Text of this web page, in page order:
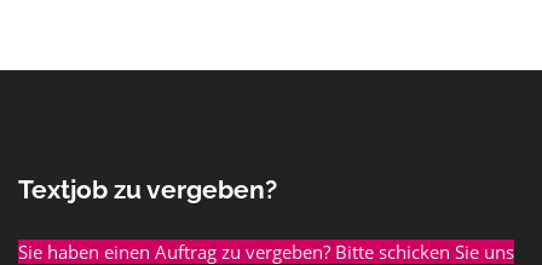
Textjob zu vergeben?
Sie haben einen Auftrag zu vergeben? Bitte schicken Sie uns